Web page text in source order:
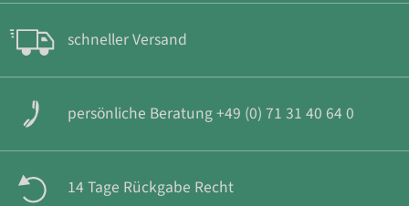
schneller Versand
persönliche Beratung +49 (0) 71 31 40 64 0
14 Tage Rückgabe Recht